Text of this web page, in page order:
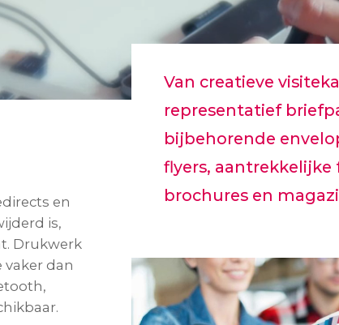
en
is,
Drukwerk
dan
Van creatieve
representatief
bijbehorende
flyers, aantrekkelijke
brochures en